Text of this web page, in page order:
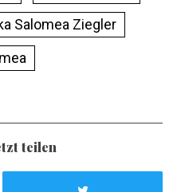
Salomea Ziegler
teilen